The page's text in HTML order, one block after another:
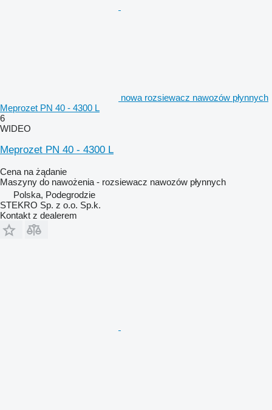
nowa rozsiewacz nawozów płynnych
Meprozet PN 40 - 4300 L
6
WIDEO
Meprozet PN 40 - 4300 L
Cena na żądanie
Maszyny do nawożenia - rozsiewacz nawozów płynnych
Polska, Podegrodzie
STEKRO Sp. z o.o. Sp.k.
Kontakt z dealerem